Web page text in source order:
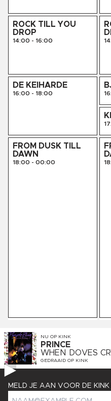
ROCK TILL YOU
DROP
14:00 - 16:00
DE KEIHARDE
16:00 - 18:00
FROM DUSK TILL
DAWN
18:00 - 00:00
NU OP KINK
PRINCE
WHEN DOVES
GEDRAAID OP KINK
MELD JE AAN VOOR DE KINK